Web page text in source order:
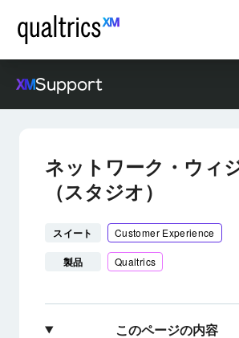
Support
ネットワーク・ウィ
（スタジオ）
スイート Customer Experience
製品 Qualtrics
このページの内容